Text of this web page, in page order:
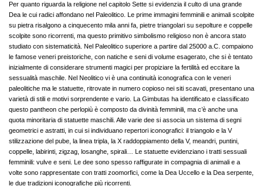
Per quanto riguarda la religione nel capitolo Sette si evidenzia il culto di una grande
Dea le cui radici affondano nel Paleolitico. Le prime immagini femminili e animali scolpite
su pietra risalgono a cinquecento mila anni fa, pietre triangolari su sepolture e coppelle
scolpite sono ricorrenti, ma questo primitivo simbolismo religioso non è ancora stato
studiato con sistematicità. Nel Paleolitico superiore a partire dal 25000 a.C. compaiono
le famose veneri preistoriche, con natiche e seni di volume esagerato, che si è tentato
inizialmente di considerare strumenti magici per propiziare la fertilità ed eccitare la
sessualità maschile. Nel Neolitico vi è una continuità iconografica con le veneri
paleolitiche ma le statuette, ritrovate in numero copioso nei siti scavati, presentano una
varietà di stili e motivi sorprendente e vario. La Gimbutas ha identificato e classificato
questo pantheon che perlopiù è composto da divinità femminili, ma c’è anche una
quota minoritaria di statuette maschili. Alle varie dee si associa un sistema di segni
geometrici e astratti, in cui si individuano repertori iconografici: il triangolo e la V
stilizzazione del pube, la linea tripla, la X raddoppiamento della V, meandri, puntini,
coppelle, labirinti, zigzag, losanghe, spirali… Le statuette evidenziano i tratti sessuali
femminili: vulve e seni. Le dee sono spesso raffigurate in compagnia di animali e a
volte sono rappresentate con tratti zoomorfici, come la Dea Uccello e la Dea serpente,
le due tradizioni iconografiche più ricorrenti.